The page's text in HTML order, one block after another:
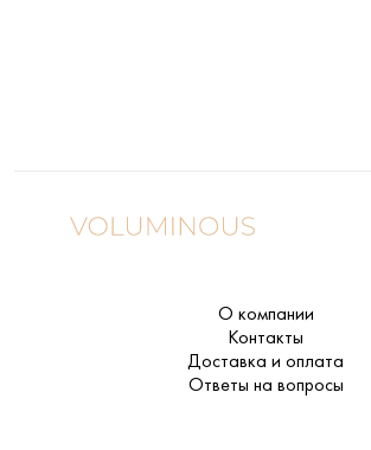
О компании
Контакты
Доставка и оплата
Ответы на вопросы